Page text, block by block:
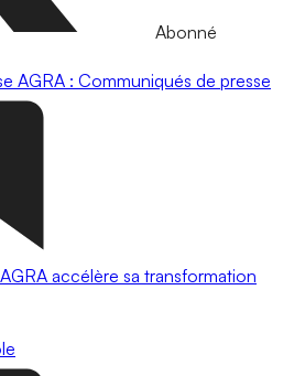
Abonné
AGRA : Communiqués de presse
accélère sa transformation